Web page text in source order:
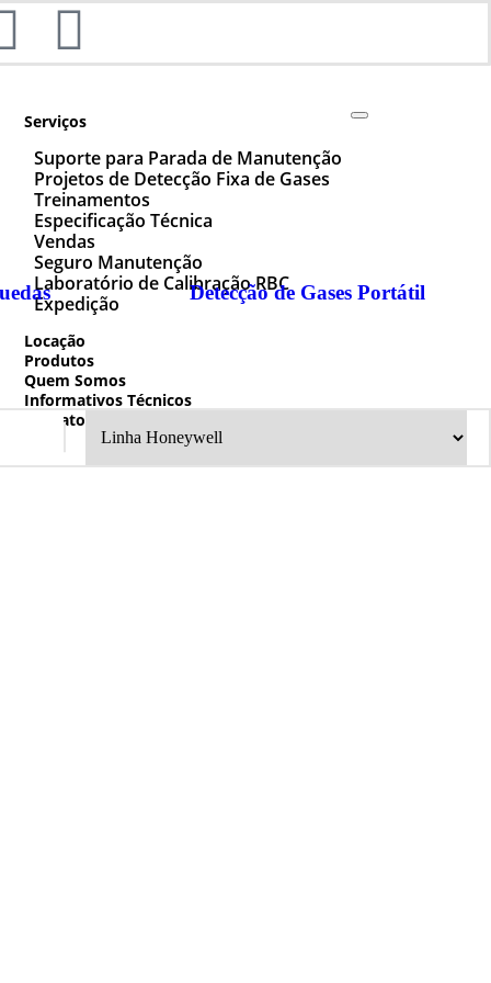
Serviços
Suporte para Parada de Manutenção
Projetos de Detecção Fixa de Gases
Treinamentos
Especificação Técnica
Vendas
Seguro Manutenção
Laboratório de Calibração RBC
Expedição
Locação
Produtos
Quem Somos
Informativos Técnicos
Contato
Detecção de Gases Portátil